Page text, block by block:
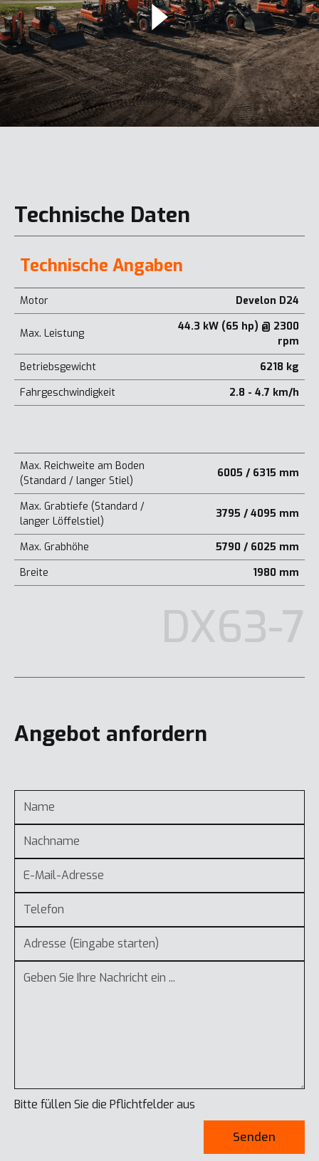
Technische Daten
Technische Angaben
Motor Develon D24
Max. Leistung
44.3 kW (65 hp) @ 2300
rpm
Betriebsgewicht
6218 kg
Fahrgeschwindigkeit
2.8 - 4.7 km/h
Max. Reichweite am Boden
(Standard / langer Stiel)
6005 / 6315 mm
Max. Grabtiefe (Standard /
langer Löffelstiel)
3795 / 4095 mm
Max. Grabhöhe
5790 / 6025 mm
Breite
1980 mm
DX63-7
Angebot anfordern
Bitte füllen Sie die Pflichtfelder aus
Senden